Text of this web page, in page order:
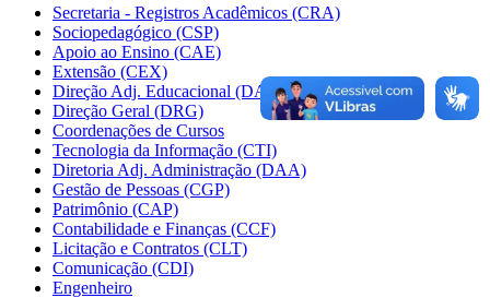
Secretaria - Registros Acadêmicos (CRA)
Sociopedagógico (CSP)
Apoio ao Ensino (CAE)
Extensão (CEX)
Direção Adj. Educacional (DAE)
Direção Geral (DRG)
Coordenações de Cursos
Tecnologia da Informação (CTI)
Diretoria Adj. Administração (DAA)
Gestão de Pessoas (CGP)
Patrimônio (CAP)
Contabilidade e Finanças (CCF)
Licitação e Contratos (CLT)
Comunicação (CDI)
Engenheiro